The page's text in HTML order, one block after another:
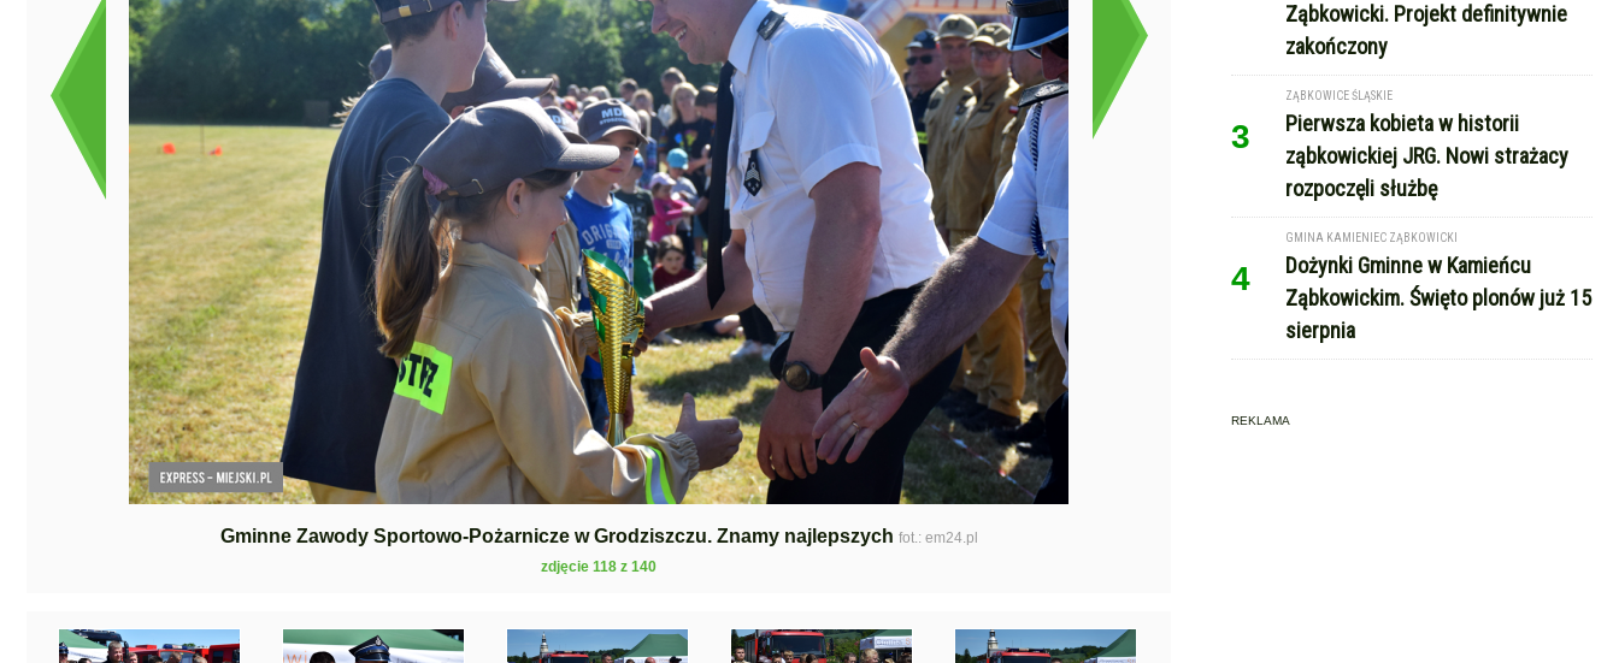
Gminne Zawody Sportowo-Pożarnicze w Grodziszczu. Znamy najlepszych fot.: em24.pl
zdjęcie 118 z 140
Ząbkowicki. Projekt definitywnie
zakończony
3
ZĄBKOWICE ŚLĄSKIE
Pierwsza kobieta w historii
ząbkowickiej JRG. Nowi strażacy
rozpoczęli służbę
4
GMINA KAMIENIEC ZĄBKOWICKI
Dożynki Gminne w Kamieńcu
Ząbkowickim. Święto plonów już 15
sierpnia
REKLAMA